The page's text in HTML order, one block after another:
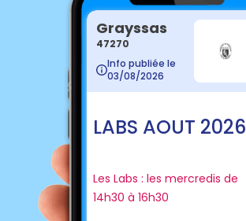
Grayssas
47270
Info publiée le
03/08/2026
LABS AOUT 2026
Les Labs : les mercredis de
14h30 à 16h30